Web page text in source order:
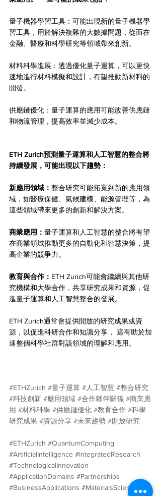
量子機器學習工具：可能出現新的量子機器學
習工具，用於解決複雜的大數據問題，從而在
金融、醫療和科學研究等領域帶來創新。
材料科學進展：透過優化量子運算，可以更快
速地進行材料模擬和設計，有望推動新材料的
開發。
供應鏈優化：量子運算的應用可能改善供應鏈
和物流管理，提高效率並減少成本。
ETH Zurich預測量子運算和人工智慧的整合將
持續發展，可能出現以下趨勢：
新應用領域： 整合研究可能拓寬到新的應用領
域，如醫療保健、氣候建模、能源管理等，為
這些領域帶來更多的創新和解決方案。
商業應用： 量子運算和人工智慧的整合將有望
在商業領域推動更多的自動化和智慧決策，提
高企業的競爭力。
教育與合作： ETH Zurich可能會繼續與其他研
究機構和大學合作，共享研究成果和資源，促
進量子運算和人工智慧整合的發展。
ETH Zurich通常會提供開放的研究成果或資
源，以促進科研合作和知識分享， 這有助於加
速整個科學社群對該領域的理解和應用。
#ETHZurich #量子運算 #人工智慧 #整合研究
#科技創新 #應用領域 #合作夥伴關係 #商業應
用 #材料科學 #供應鏈優化 #教育合作 #科學
研究成果 #資源分享 #未來趨勢 #開放研究
#ETHZurich #QuantumComputing
#ArtificialIntelligence #IntegratedResearch
#TechnologicalInnovation
#ApplicationDomains #Partnerships
#BusinessApplications #MaterialsScience